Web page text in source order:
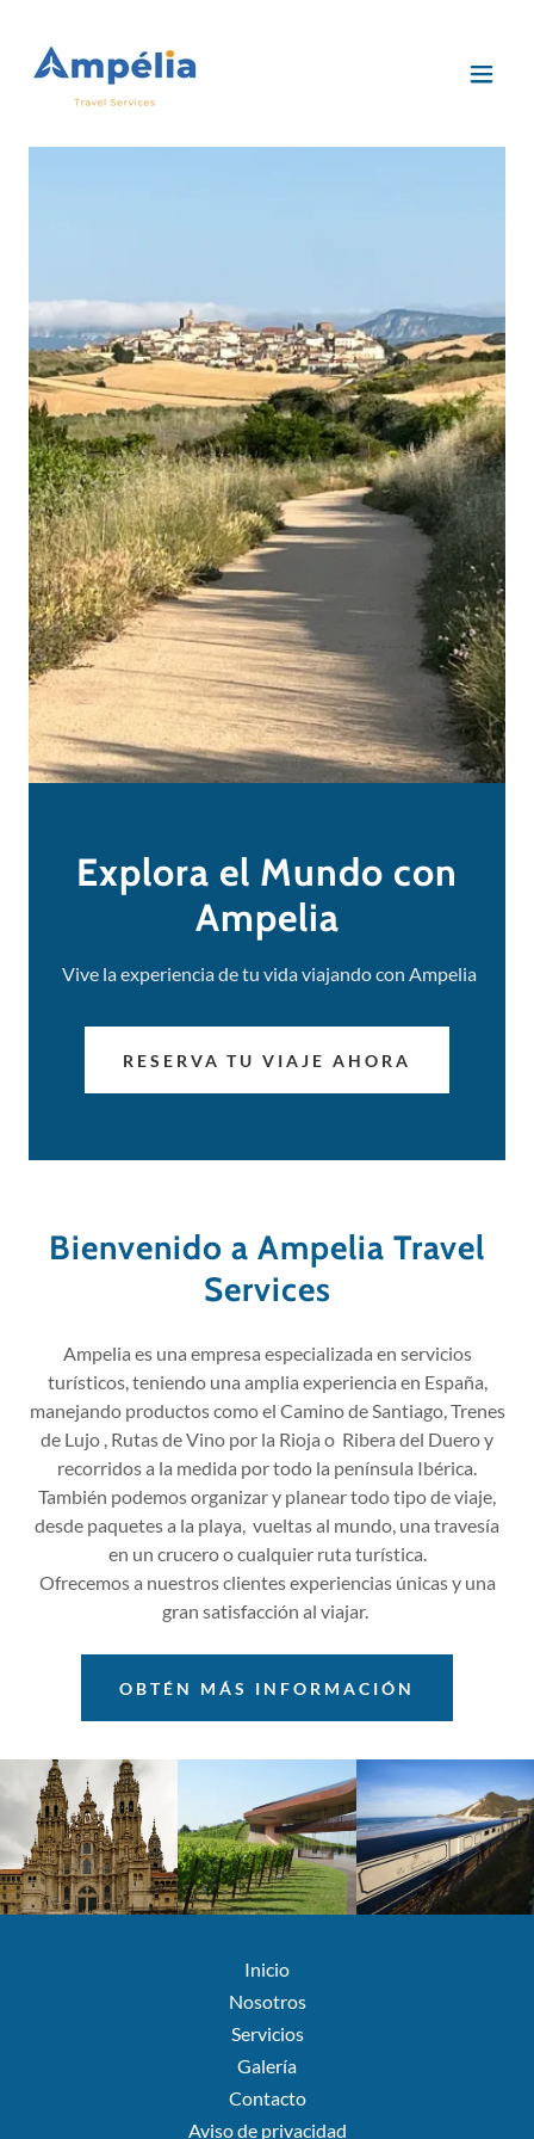
Explora el Mundo con
Ampelia
Vive la experiencia de tu vida viajando con Ampelia
RESERVA TU VIAJE AHORA
Bienvenido a Ampelia Travel
Services
Ampelia es una empresa especializada en servicios
turísticos, teniendo una amplia experiencia en España,
manejando productos como el Camino de Santiago, Trenes
de Lujo , Rutas de Vino por la Rioja o Ribera del Duero y
recorridos a la medida por todo la península Ibérica.
También podemos organizar y planear todo tipo de viaje,
desde paquetes a la playa, vueltas al mundo, una travesía
en un crucero o cualquier ruta turística.
Ofrecemos a nuestros clientes experiencias únicas y una
gran satisfacción al viajar.
OBTÉN MÁS INFORMACIÓN
Inicio
Nosotros
Servicios
Galería
Contacto
Aviso de privacidad